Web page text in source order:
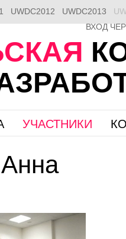
UWDC2012 UWDC2013
ВХОД
УЧАСТНИКИ